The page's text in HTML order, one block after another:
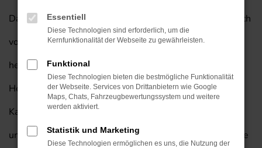
Dass ein Hyundai KONA in jede Stadt passt, versteht sich
von selbst. Entsprechend empfehlen wir dieses
herausragende Fahrzeug auch für Ihre Mobilität in
Heilbronn und lassen Sie gerne bei uns einsteigen.
Kaufen Sie Ihren nächsten Hyundai KONA von Prinzert
und profitieren Sie von unserem exklusiven Lieferservice
Essentiell
Diese Technologien sind erforderlich, um die
Kernfunktionalität der Webseite zu gewährleisten.
Funktional
Diese Technologien bieten die bestmögliche Funktionalität
der Webseite. Services von Drittanbietern wie Google
Maps, Chats, Fahrzeugbewertungssystem und weitere
werden aktiviert.
Statistik und Marketing
Diese Technologien ermöglichen es uns, die Nutzung der